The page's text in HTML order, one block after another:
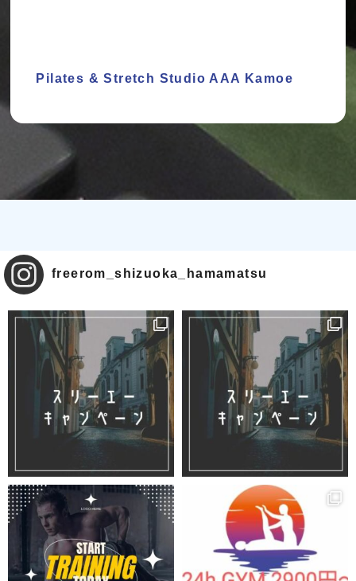
Pilates & Stretch Studio AAA Kamoe
freerom_shizuoka_hamamatsu